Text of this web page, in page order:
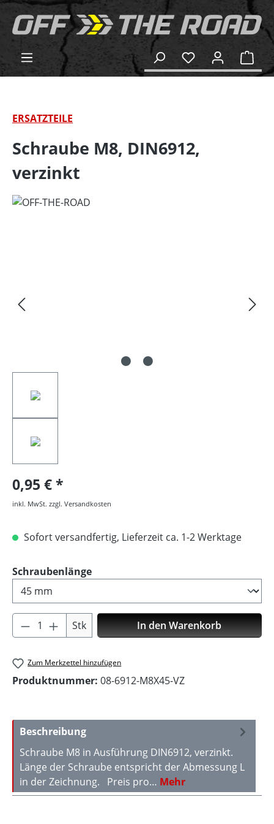
springen
ERSATZTEILE
Schraube M8, DIN6912,
verzinkt
0,95 €
inkl. MwSt. zzgl. Versandkosten
Sofort versandfertig, Lieferzeit ca. 1-2 Werktage
Schraubenlängeauswählen
Produkt Anzahl: Gib den gewünschten
Stk In den Warenkorb
Zum Merkzettel hinzufügen
Produktnummer: 08-6912-M8X45-VZ
Beschreibung
Schraube M8 in Ausführung DIN6912, verzinkt.
Länge der Schraube entspricht der Abmessung L
in der Zeichnung. Preis pro… Mehr